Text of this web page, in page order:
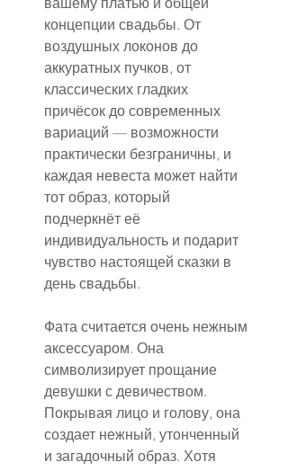
концепции свадьбы. От
воздушных локонов до
аккуратных пучков, от
классических гладких
причёсок до современных
вариаций — возможности
практически безграничны, и
каждая невеста может найти
тот образ, который
подчеркнёт её
индивидуальность и подарит
чувство настоящей сказки в
день свадьбы.
Фата считается очень нежным
аксессуаром. Она
символизирует прощание
девушки с девичеством.
Покрывая лицо и голову, она
создает нежный, утонченный
и загадочный образ. Хотя